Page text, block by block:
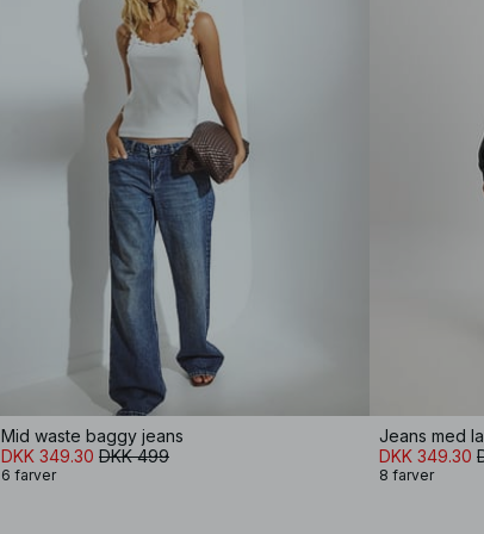
Mid waste baggy jeans
DKK 349.30 DKK 499
6 farver
Jeans med
DKK 349.30
8 farver